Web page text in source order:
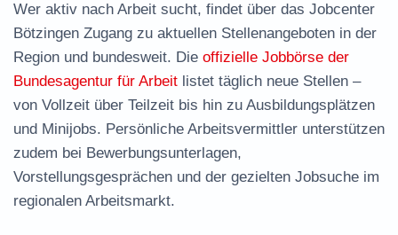
Wer aktiv nach Arbeit sucht, findet über das Jobcenter
Bötzingen Zugang zu aktuellen Stellenangeboten in der
Region und bundesweit. Die offizielle Jobbörse der
Bundesagentur für Arbeit listet täglich neue Stellen –
von Vollzeit über Teilzeit bis hin zu Ausbildungsplätzen
und Minijobs. Persönliche Arbeitsvermittler unterstützen
zudem bei Bewerbungsunterlagen,
Vorstellungsgesprächen und der gezielten Jobsuche im
regionalen Arbeitsmarkt.